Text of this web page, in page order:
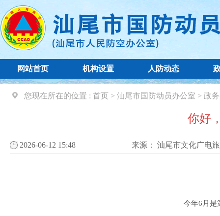
网站首页 机构设置 人防动态
您现在所在的位置 : 首页 > 汕尾市国防动员办公室 > 政
你好
2026-06-12 15:48 来源： 汕尾市文化广电
今年6月 是